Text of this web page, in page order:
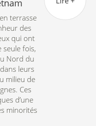
terrasse
des
qui ont
seule fois,
Nord du
leurs
milieu de
Ces
d’une
minorités